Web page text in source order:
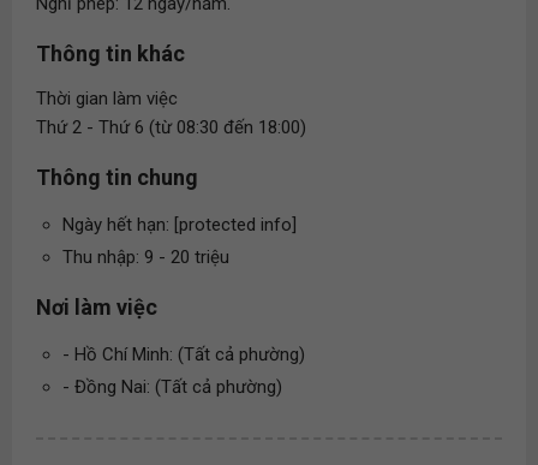
Thông tin khác
Thời gian làm việc
Thứ 2 - Thứ 6 (từ 08:30 đến 18:00)
Thông tin chung
Ngày hết hạn: [protected info]
Thu nhập: 9 - 20 triệu
Nơi làm việc
- Hồ Chí Minh: (Tất cả phường)
- Đồng Nai: (Tất cả phường)